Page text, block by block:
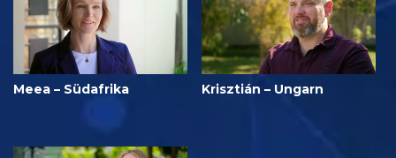
Meea – Südafrika Krisztián – Ungarn